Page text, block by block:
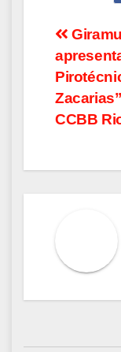
de
Post
CCBB